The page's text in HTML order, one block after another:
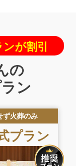
が割引
の
ン
ず火葬のみ
プラン